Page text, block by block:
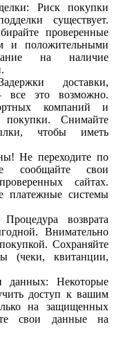
Риск покупки
существует.
проверенные
и положительными
на наличие
доставки,
все это возможно.
компаний и
покупки. Снимайте
чтобы иметь
Не переходите по
сообщайте свои
сайтах.
платежные системы
возврата
Внимательно
Сохраняйте
(чеки, квитанции,
данных: Некоторые
доступ к вашим
на защищенных
свои данные на